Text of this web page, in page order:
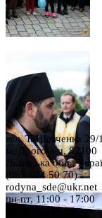
вул. Т. Шевченка 29/
м. Дрогобич, 82100
Львівська обл.,
(067 674 50 70)
rodyna_sde@ukr.net
пн-пт, 11:00 - 17:00
сб, 9:00 - 15:00